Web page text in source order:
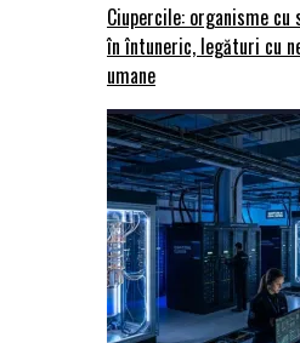
Ciupercile: organisme
în întuneric, legături cu
umane